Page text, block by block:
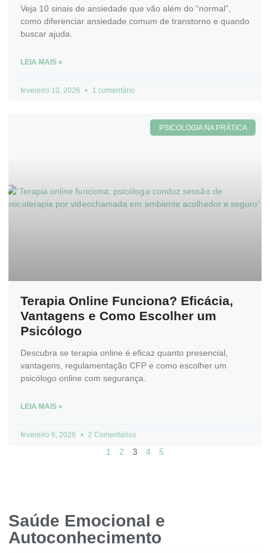
Veja 10 sinais de ansiedade que vão além do “normal”,
como diferenciar ansiedade comum de transtorno e quando
buscar ajuda.
LEIA MAIS »
fevereiro 10, 2026 1 comentário
PSICOLOGIA NA PRÁTICA
Terapia Online Funciona? Eficácia,
Vantagens e Como Escolher um
Psicólogo
Descubra se terapia online é eficaz quanto presencial,
vantagens, regulamentação CFP e como escolher um
psicólogo online com segurança.
LEIA MAIS »
fevereiro 6, 2026 2 Comentários
1 2 3 4 5
Saúde Emocional e
Autoconhecimento